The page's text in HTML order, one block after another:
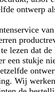
ontwerp
lezen dat
een stukje
Wij